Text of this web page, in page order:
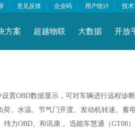
意见反馈 企业码 用户统计 技
方案 超越物联 大数据 开放
OBD数据显示，可对车辆进行远程诊
、水温、节气门开度、发动机转速、蓄
力OBD、和讯康， 迅能车慧通（GT08）